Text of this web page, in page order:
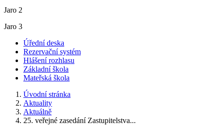
Jaro 2
Jaro 3
Úřední deska
Rezervační systém
Hlášení rozhlasu
Základní škola
Mateřská škola
Úvodní stránka
Aktuality
Aktuálně
25. veřejné zasedání Zastupitelstva...